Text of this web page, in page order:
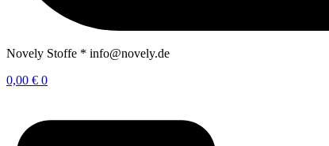
Novely Stoffe * info@novely.de
0,00 € 0